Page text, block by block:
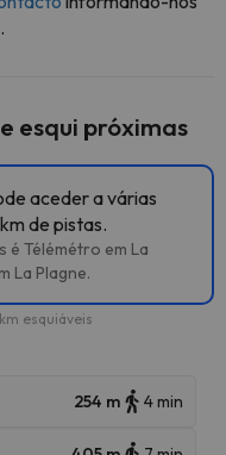
esqui próximas
aceder a várias
de pistas.
é Télémétro em La
La Plagne.
esquiáveis
254 m 4 min